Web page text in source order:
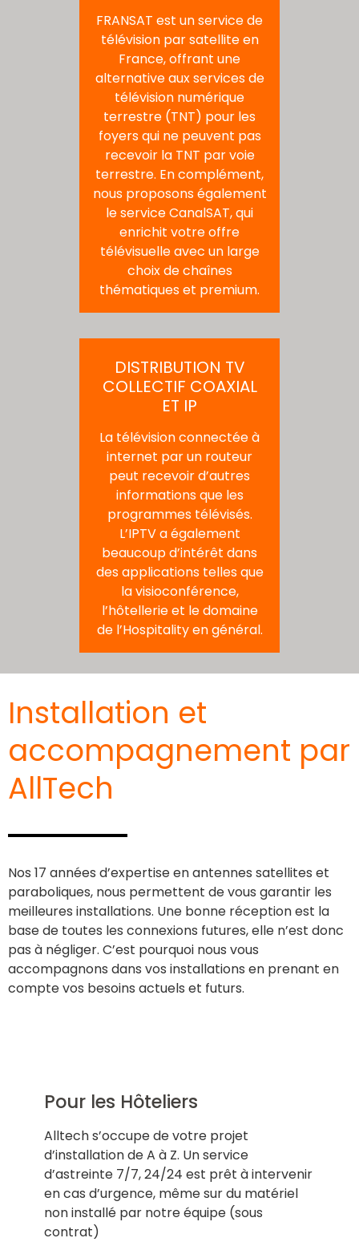
FRANSAT est un service de
télévision par satellite en
France, offrant une
alternative aux services de
télévision numérique
terrestre (TNT) pour les
foyers qui ne peuvent pas
recevoir la TNT par voie
terrestre. En complément,
nous proposons également
le service CanalSAT, qui
enrichit votre offre
télévisuelle avec un large
choix de chaînes
thématiques et premium.
DISTRIBUTION TV
COLLECTIF COAXIAL
ET IP
La télévision connectée à
internet par un routeur
peut recevoir d’autres
informations que les
programmes télévisés.
L’IPTV a également
beaucoup d’intérêt dans
des applications telles que
la visioconférence,
l’hôtellerie et le domaine
de l’Hospitality en général.
Installation et
accompagnement par
AllTech
Nos 17 années d’expertise en antennes satellites et
paraboliques, nous permettent de vous garantir les
meilleures installations. Une bonne réception est la
base de toutes les connexions futures, elle n’est donc
pas à négliger. C’est pourquoi nous vous
accompagnons dans vos installations en prenant en
compte vos besoins actuels et futurs.
Pour les Hôteliers
Alltech s’occupe de votre projet
d’installation de A à Z. Un service
d’astreinte 7/7, 24/24 est prêt à intervenir
en cas d’urgence, même sur du matériel
non installé par notre équipe (sous
contrat)